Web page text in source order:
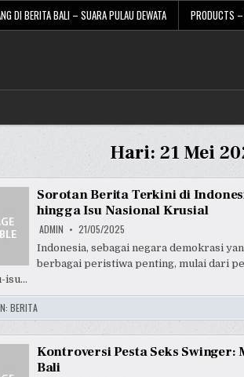
DI BERITA BALI – SUARA PULAU DEWATA PRODUCTS –
Hari: 21 Mei
Sorotan Berita Terkini di
hingga Isu Nasional Krusial
ADMIN 21/05/2025
Indonesia, sebagai negara demokrasi
berbagai peristiwa penting, mulai dari
isu…
BERITA
Kontroversi Pesta Seks
Bali